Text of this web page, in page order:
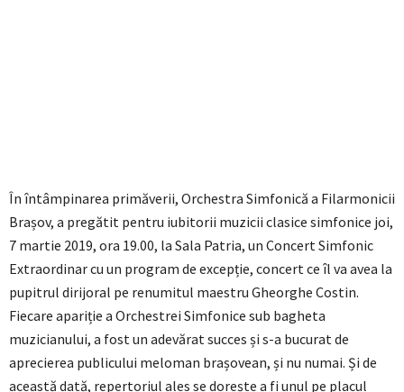
În întâmpinarea primăverii, Orchestra Simfonică a Filarmonicii
Brașov, a pregătit pentru iubitorii muzicii clasice simfonice joi,
7 martie 2019, ora 19.00, la Sala Patria, un Concert Simfonic
Extraordinar cu un program de excepție, concert ce îl va avea la
pupitrul dirijoral pe renumitul maestru Gheorghe Costin.
Fiecare apariție a Orchestrei Simfonice sub bagheta
muzicianului, a fost un adevărat succes și s-a bucurat de
aprecierea publicului meloman brașovean, și nu numai. Și de
această dată, repertoriul ales se dorește a fi unul pe placul